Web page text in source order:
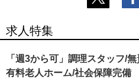
求人特集
「週3から可」調理スタッフ/
有料老人ホーム/社会保障完備